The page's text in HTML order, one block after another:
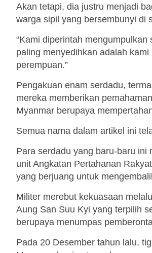
Akan tetapi, dia justru menjadi
warga sipil yang bersembunyi di
“Kami diperintah
paling menyedihkan adalah
perempuan.”
Pengakuan enam serdadu,
mereka memberikan
Myanmar berupaya
Semua nama dalam artikel ini
Para serdadu yang baru-baru ini
unit Angkatan Pertahanan
yang berjuang untuk
Militer merebut kekuasaan
Aung San Suu Kyi yang terpilih
berupaya menumpas
Pada 20 Desember tahun lalu,